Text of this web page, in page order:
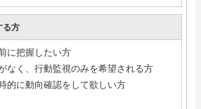
る方
に把握したい方
なく、行動監視のみを希望される方
的に動向確認をして欲しい方